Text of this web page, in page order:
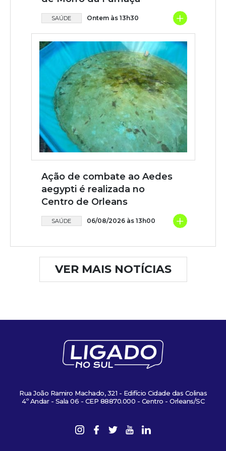
SAÚDE Ontem às 13h30 +
Ação de combate ao Aedes
aegypti é realizada no
Centro de Orleans
SAÚDE 06/08/2026 às 13h00 +
VER MAIS NOTÍCIAS
Rua João Ramiro Machado, 321 - Edifício Cidade das Colinas
4º Andar - Sala 06 - CEP 88870.000 - Centro - Orleans/SC